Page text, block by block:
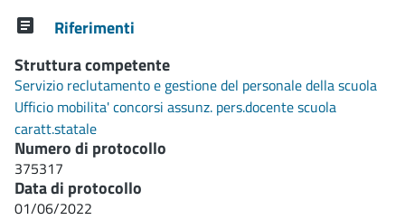
Riferimenti
Struttura competente
Servizio reclutamento e gestione del personale della scuola
Ufficio mobilita' concorsi assunz. pers.docente scuola
caratt.statale
Numero di protocollo
375317
Data di protocollo
01/06/2022